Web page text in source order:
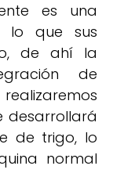
es una
lo que sus
de ahí la
de
desarrollará
de trigo, lo
normal